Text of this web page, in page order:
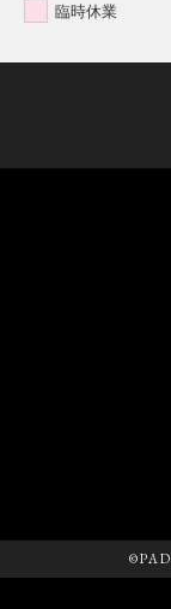
臨時休業